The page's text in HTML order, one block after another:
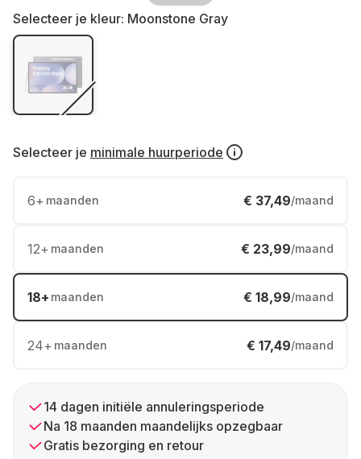
Selecteer je kleur: Moonstone Gray
Selecteer je minimale huurperiode
6+ maanden € 37,49/maand
12+ maanden € 23,99/maand
18+ maanden € 18,99/maand
24+ maanden € 17,49/maand
14 dagen initiële annuleringsperiode
Na 18 maanden maandelijks opzegbaar
Gratis bezorging en retour